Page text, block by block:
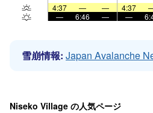
4:37
— — 4:37
—
6:46 — —
雪崩情報: Japan Avalanche
Niseko Village の人気ページ